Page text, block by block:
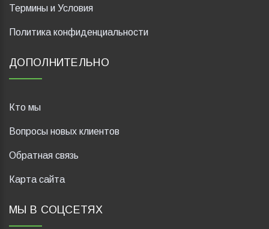
Термины и Условия
Политика конфиденциальности
ДОПОЛНИТЕЛЬНО
Кто мы
Вопросы новых клиентов
Обратная связь
Карта сайта
МЫ В СОЦСЕТЯХ